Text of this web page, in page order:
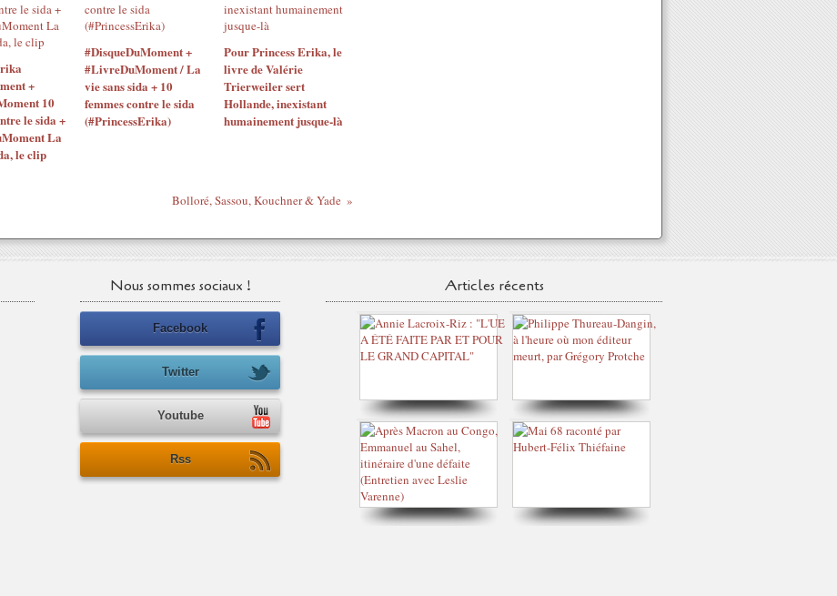
+
10
le sida +
La
le clip
#DisqueDuMoment +
#LivreDuMoment / La
vie sans sida + 10
femmes contre le sida
(#PrincessErika)
Pour Princess Erika, le
livre de Valérie
Trierweiler sert
Hollande, inexistant
humainement jusque-là
Bolloré, Sassou, Kouchner & Yade
Nous sommes sociaux !
Facebook
Twitter
Youtube
Rss
Articles récents